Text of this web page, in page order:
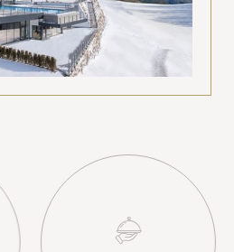
PER LE COPPIE
MINUTE